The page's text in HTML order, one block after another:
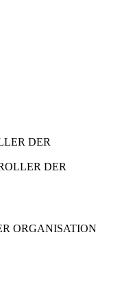
DER
DER
ORGANISATION